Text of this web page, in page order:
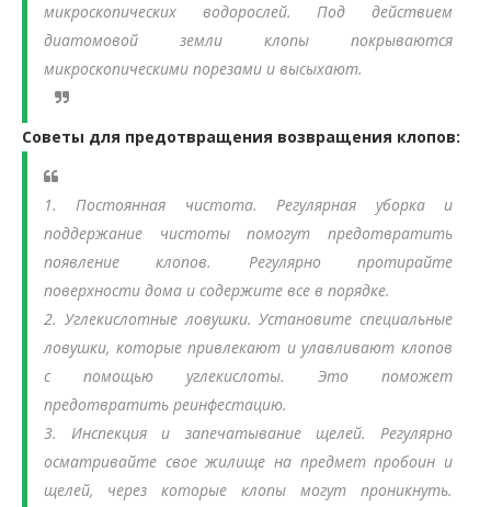
микроскопических водорослей. Под действием
диатомовой земли клопы покрываются
микроскопическими порезами и высыхают.
Советы для предотвращения возвращения клопов:
1. Постоянная чистота. Регулярная уборка и
поддержание чистоты помогут предотвратить
появление клопов. Регулярно протирайте
поверхности дома и содержите все в порядке.
2. Углекислотные ловушки. Установите специальные
ловушки, которые привлекают и улавливают клопов
с помощью углекислоты. Это поможет
предотвратить реинфестацию.
3. Инспекция и запечатывание щелей. Регулярно
осматривайте свое жилище на предмет пробоин и
щелей, через которые клопы могут проникнуть.